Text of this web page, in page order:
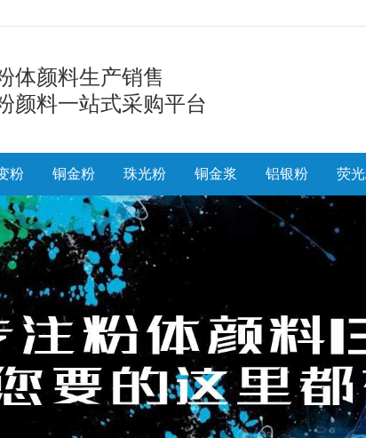
体颜料生产销售
颜料一站式采购平台
粉 铜金粉 珠光粉 铜金浆 铝银粉 荧